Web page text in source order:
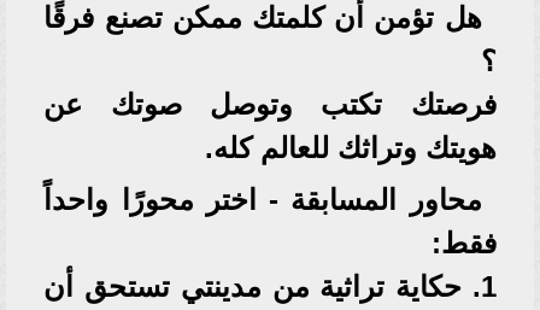
هل تؤمن أن كلمتك ممكن تصنع فرقًا
؟
فرصتك تكتب وتوصل صوتك عن
هويتك وتراثك للعالم كله.
محاور المسابقة - اختر محورًا واحداً
فقط:
1. حكاية تراثية من مدينتي تستحق أن